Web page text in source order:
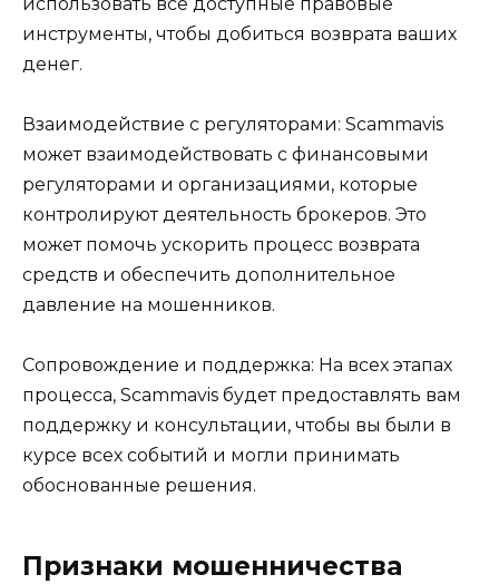
инструменты, чтобы добиться возврата ваших
денег.
Взаимодействие с регуляторами: Scammavis
может взаимодействовать с финансовыми
регуляторами и организациями, которые
контролируют деятельность брокеров. Это
может помочь ускорить процесс возврата
средств и обеспечить дополнительное
давление на мошенников.
Сопровождение и поддержка: На всех этапах
процесса, Scammavis будет предоставлять вам
поддержку и консультации, чтобы вы были в
курсе всех событий и могли принимать
обоснованные решения.
Признаки мошенничества